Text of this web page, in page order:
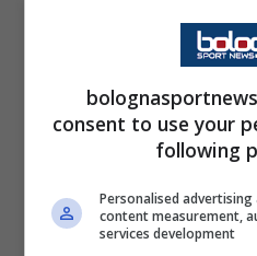
Per calarsi a pieno nella
bisogno anche di
parte di mister Italiano:
tornare a essere chi è
Noi abbiamo bisogno
Già contro Udinese e
consent to use your
following
Personalised
content measurement,
services development